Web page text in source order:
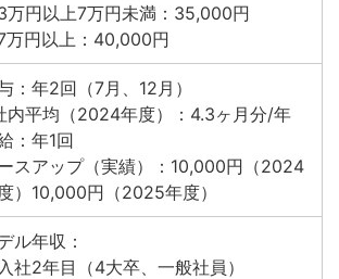
3万円以上7万円未満：35,000円
7万円以上：40,000円
：年2回（7月、12月）
内平均（2024年度）：4.3ヶ月分/年
：年1回
スアップ（実績）：10,000円（2024
）10,000円（2025年度）
ル年収：
社2年目（4大卒、一般社員）